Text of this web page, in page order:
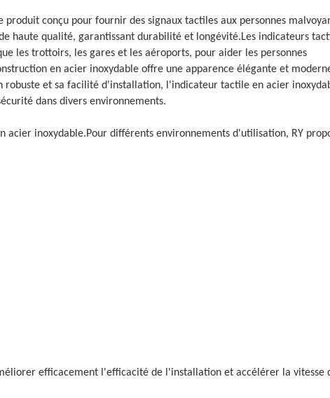
conçu pour fournir des signaux tactiles aux personnes
haute qualité, garantissant durabilité et longévité.Les indicateurs
les trottoirs, les gares et les aéroports, pour aider les personnes
en acier inoxydable offre une apparence élégante et
robuste et sa facilité d'installation, l'indicateur tactile en acier
dans divers environnements.
acier inoxydable.Pour différents environnements d'utilisation, RY
efficacement l'efficacité de l'installation et accélérer la vitesse